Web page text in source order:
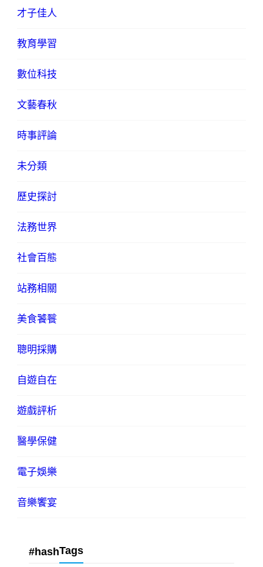
才子佳人
教育學習
數位科技
文藝春秋
時事評論
未分類
歷史探討
法務世界
社會百態
站務相關
美食饕餮
聰明採購
自遊自在
遊戲評析
醫學保健
電子娛樂
音樂饗宴
#hashTags